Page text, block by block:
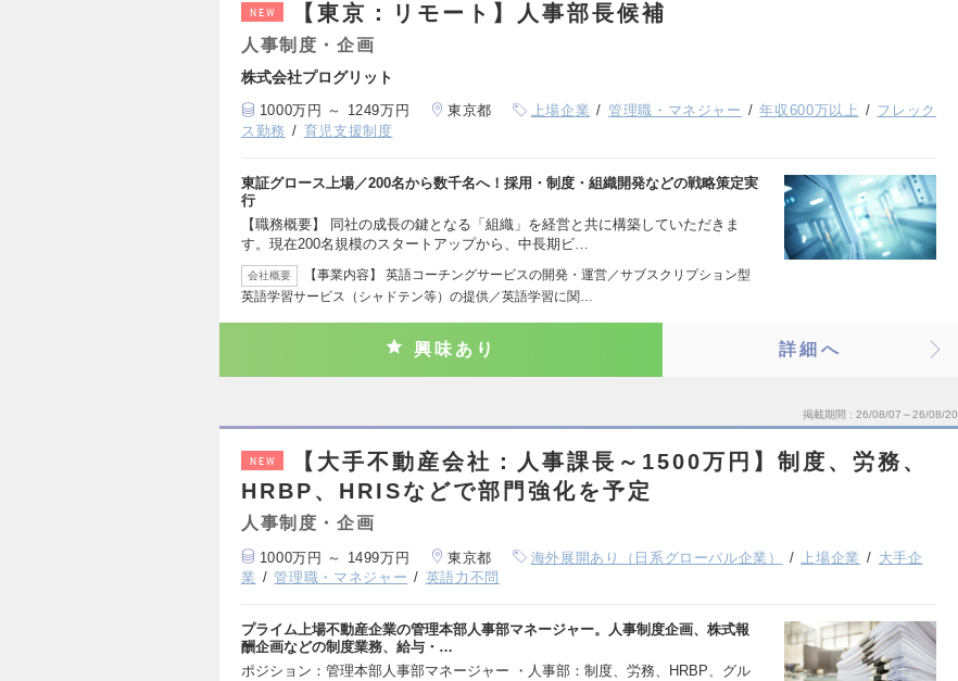
NEW 【東京：リモート】人事部長候補
人事制度・企画
株式会社プログリット
1000万円 ～ 1249万円 東京都 上場企業 管理職・マネジャー 年収600万以上
フレック
ス勤務
育児支援制度
東証グロース上場／200名から数千名へ！採用・制度・組織開発などの戦略策定実
行
【職務概要】 同社の成長の鍵となる「組織」を経営と共に構築していただきま
す。現在200名規模のスタートアップから、中長期ビ…
会社概要
【事業内容】 英語コーチングサービスの開発・運営／サブスクリプション型
英語学習サービス（シャドテン等）の提供／英語学習に関…
興味あり 詳細へ
掲載期間 26/08/07～26/08/20
NEW
【大手不動産会社：人事課長～1500万円】制度、労務、
HRBP、HRISなどで部門強化を予定
人事制度・企画
1000万円 ～ 1499万円 東京都 海外展開あり（日系グローバル企業） 上場企業
大手企
業
管理職・マネジャー 英語力不問
プライム上場不動産企業の管理本部人事部マネージャー。人事制度企画、株式報
酬企画などの制度業務、給与・…
ポジション：管理本部人事部マネージャー ・人事部：制度、労務、HRBP、グル